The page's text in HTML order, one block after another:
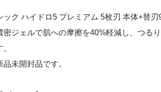
ック ハイドロ5 プレミアム 5枚刃 本体+替刃
密ジェルで肌への摩擦を40%軽減し、つる
。
品未開封品です。